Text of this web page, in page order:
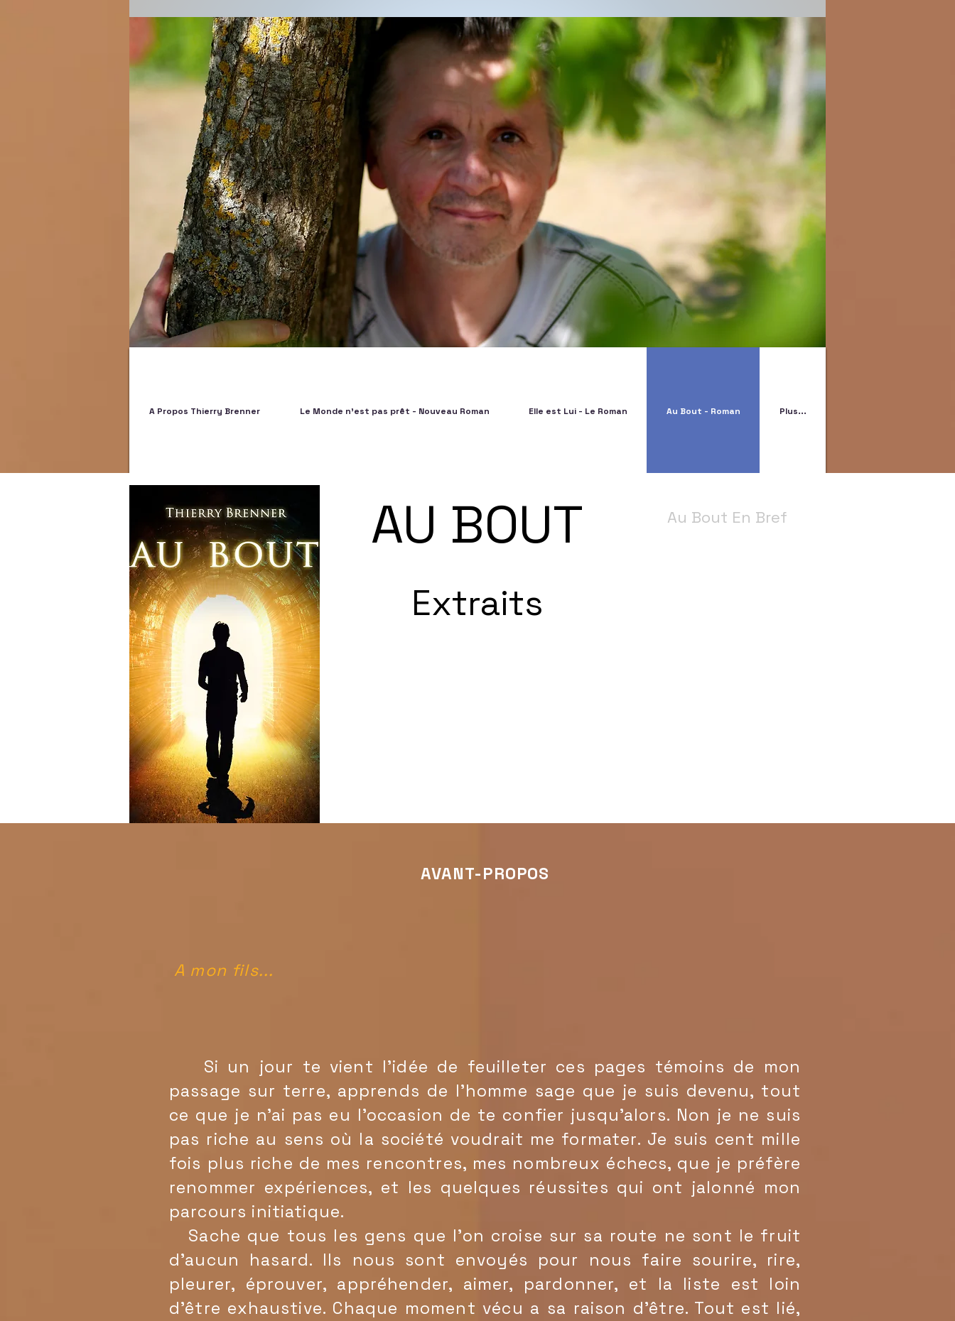
A Propos Thierry Brenner Le Monde n'est pas prêt - Nouveau Roman Elle est Lui - Le Roman Au Bout - Roman Plus...
AU BOUT
Extraits
Au Bout En Bref
AVANT-PROPOS
A mon fils...
Si un jour te vient l'idée de feuilleter ces pages témoins de mon
passage sur terre, apprends de l'homme sage que je suis devenu, tout
ce que je n'ai pas eu l'occasion de te confier jusqu'alors. Non je ne suis
pas riche au sens où la société voudrait me formater. Je suis cent mille
fois plus riche de mes rencontres, mes nombreux échecs, que je préfère
renommer expériences, et les quelques réussites qui ont jalonné mon
parcours initiatique.
Sache que tous les gens que l'on croise sur sa route ne sont le fruit
d'aucun hasard. Ils nous sont envoyés pour nous faire sourire, rire,
pleurer, éprouver, appréhender, aimer, pardonner, et la liste est loin
d'être exhaustive. Chaque moment vécu a sa raison d'être. Tout est lié,